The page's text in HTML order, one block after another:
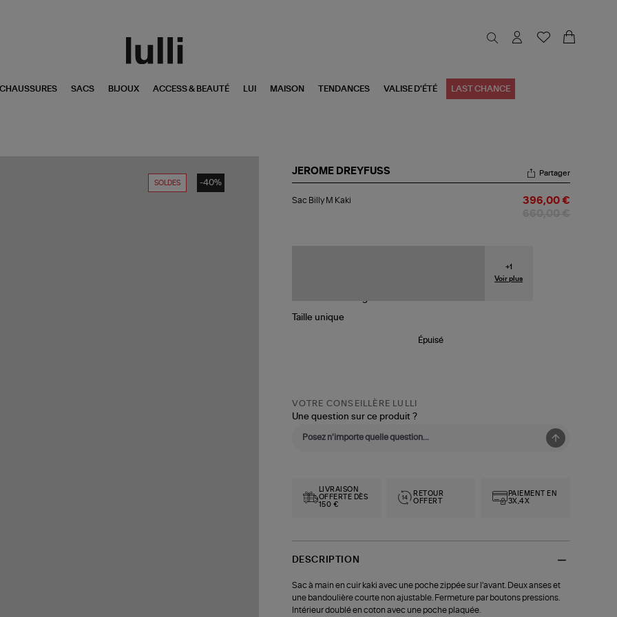
CHAUSSURES SACS BIJOUX ACCESS & BEAUTÉ LUI MAISON TENDANCES VALISE D'ÉTÉ LAST CHANCE
SOLDES -40%
JEROME DREYFUSS
Billy
Partager
Sac Billy M Kaki 396,00 €
+1
Voir plus
Taille unique
Épuisé
VOTRE CONSEILLÈRE LULLI
Une question sur ce produit ?
LIVRAISON
OFFERTE DÈS
150 €
RETOUR
OFFERT
PAIEMENT EN
3X,4X
DESCRIPTION
Sac à main en cuir kaki avec une poche zippée sur l'avant. Deux anses et
une bandoulière courte non ajustable. Fermeture par boutons pressions.
Intérieur doublé en coton avec une poche plaquée.